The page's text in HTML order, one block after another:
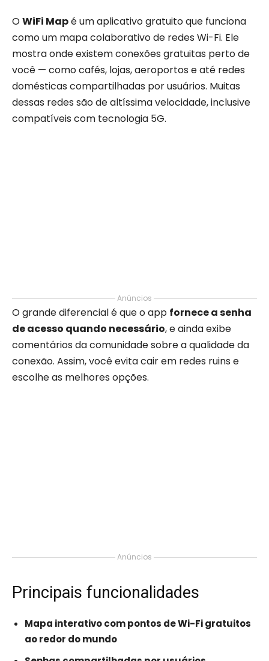
OWiFi Mapé um aplicativo gratuito que funciona
como um mapa colaborativo de redes Wi-Fi. Ele
mostra onde existem conexões gratuitas perto de
você — como cafés, lojas, aeroportos e até redes
domésticas compartilhadas por usuários. Muitas
dessas redes são de altíssima velocidade, inclusive
compatíveis com tecnologia 5G.
Anúncios
O grande diferencial é que o app fornece a senha
de acesso quando necessário, e ainda exibe
comentários da comunidade sobre a qualidade da
conexão. Assim, você evita cair em redes ruins e
escolhe as melhores opções.
Anúncios
Principais funcionalidades
Mapa interativo com pontos de Wi-Fi gratuitos
ao redor do mundo